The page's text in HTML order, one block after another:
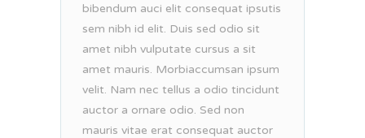
bibendum auci elit consequat ipsutis
sem nibh id elit. Duis sed odio sit
amet nibh vulputate cursus a sit
amet mauris. Morbiaccumsan ipsum
velit. Nam nec tellus a odio tincidunt
auctor a ornare odio. Sed non
mauris vitae erat consequat auctor